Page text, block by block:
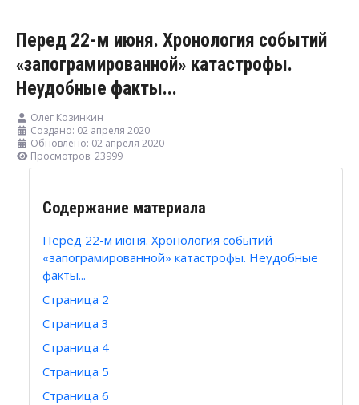
Перед 22-м июня. Хронология событий
«запограмированной» катастрофы.
Неудобные факты...
Олег Козинкин
Создано: 02 апреля 2020
Обновлено: 02 апреля 2020
Просмотров: 23999
Содержание материала
Перед 22-м июня. Хронология событий
«запограмированной» катастрофы. Неудобные
факты...
Страница 2
Страница 3
Страница 4
Страница 5
Страница 6